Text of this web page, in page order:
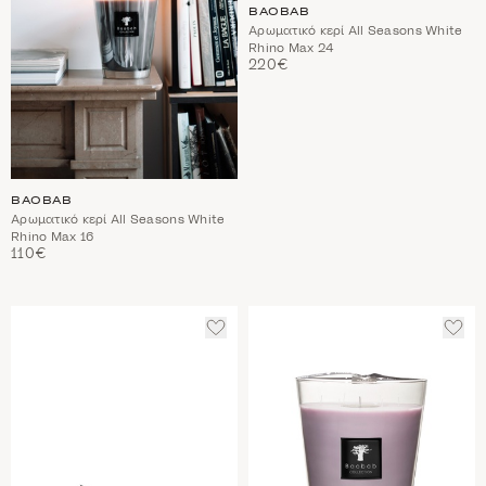
BAOBAB
Αρωματικό κερί All Seasons White
Rhino Max 16
110€
BAOBAB
Αρωματικό κερί All Seasons White
Rhino Max 24
220€
ΠΡΟΣΘΈΣΤΕ